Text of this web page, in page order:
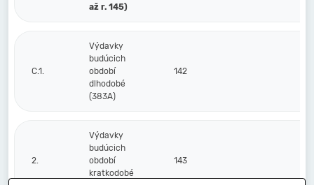
až r. 145)
C.1.
Výdavky
budúcich
období
dlhodobé
(383A)
142
2.
Výdavky
budúcich
období
kratkodobé
143